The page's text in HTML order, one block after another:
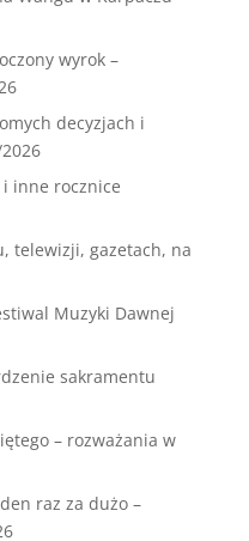
wyrok –
decyzjach i
inne rocznice
telewizji, gazetach, na
Muzyki Dawnej
sakramentu
– rozważania w
raz za dużo –